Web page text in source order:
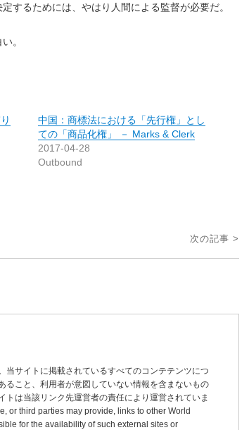
するためには、やはり人間による監督が必要だ。
。
中国：商標法における「先行権」とし
ての「商品化権」 － Marks & Clerk
2017-04-28
Outbound
次の記事 >
サイトに掲載されているすべてのコンテテンツにつ
ること、利用者が意図していない情報を含まないもの
は当該リンク先運営者の責任により運営されていま
or third parties may provide, links to other World
for the availability of such external sites or